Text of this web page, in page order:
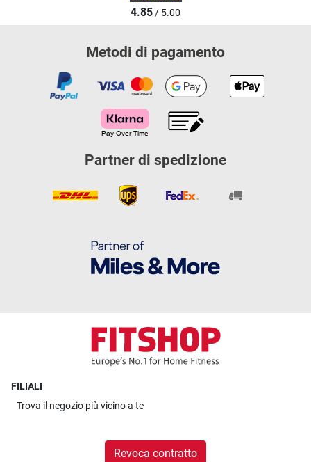
4.85/ 5.00
Metodi di pagamento
Partner di spedizione
FILIALI
Trova il negozio più vicino a te
Revoca contratto